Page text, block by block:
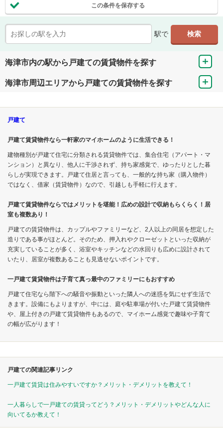
この条件を保存する
駅で
海津市内の駅から戸建ての賃貸物件を探す
海津市周辺エリアから戸建ての賃貸物件を探す
戸建て
戸建て賃貸物件なら一軒家のマイホームのように生活できる！
建物種別が戸建て住宅に分類される賃貸物件では、集合住宅（アパート・マ
ンション）と異なり、他人に干渉されず、持ち家感覚で、ゆったりとした暮
らしが実現できます。戸建て住居と言っても、一般的な持ち家（購入物件）
ではなく、借家（賃貸物件）なので、引越しも手軽に行えます。
戸建て賃貸物件ならではメリットを堪能！広めの設計で収納もらくらく！居
室も複数あり！
戸建ての賃貸物件は、カップルやファミリーなど、2人以上の同居を想定した
造りである事がほとんど。そのため、押入れやクローゼットといった収納が
充実していることが多く、浴室やキッチンなどの水回りも広めに設計されて
いたり、居室が複数あることも見逃せないポイントです。
一戸建て賃貸物件は子育て真っ最中のファミリーにもおすすめ
戸建て住宅なら階下への騒音や振動といった隣人への迷惑を気にせず生活で
きます。設備にもよりますが、中には、庭や駐車場が付いた戸建て賃貸物件
や、屋上付きの戸建て賃貸物件もあるので、マイホーム感覚で趣味や子育て
の幅が広がります！
戸建ての関連記事リンク
一戸建て賃貸は住みやすいですか？メリット・デメリットを教えて！
一人暮らしで一戸建ての賃貸ってどう？メリット・デメリットやどんな人に
向いてるか教えて！